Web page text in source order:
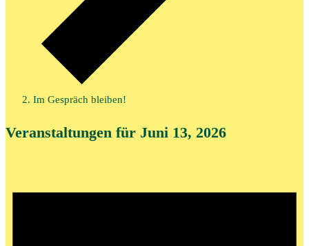
Im Gespräch bleiben!
Veranstaltungen für Juni 13, 2026